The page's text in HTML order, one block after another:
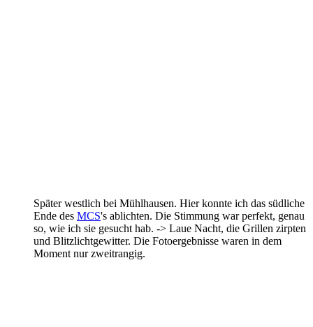
Später westlich bei Mühlhausen. Hier konnte ich das südliche
Ende des MCS's ablichten. Die Stimmung war perfekt, genau
so, wie ich sie gesucht hab. -> Laue Nacht, die Grillen zirpten
und Blitzlichtgewitter. Die Fotoergebnisse waren in dem
Moment nur zweitrangig.